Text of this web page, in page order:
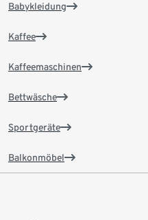
Babykleidung
Kaffee
Kaffeemaschinen
Bettwäsche
Sportgeräte
Balkonmöbel